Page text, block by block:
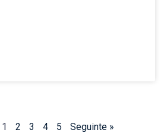
1 2 3 4 5 Seguinte »